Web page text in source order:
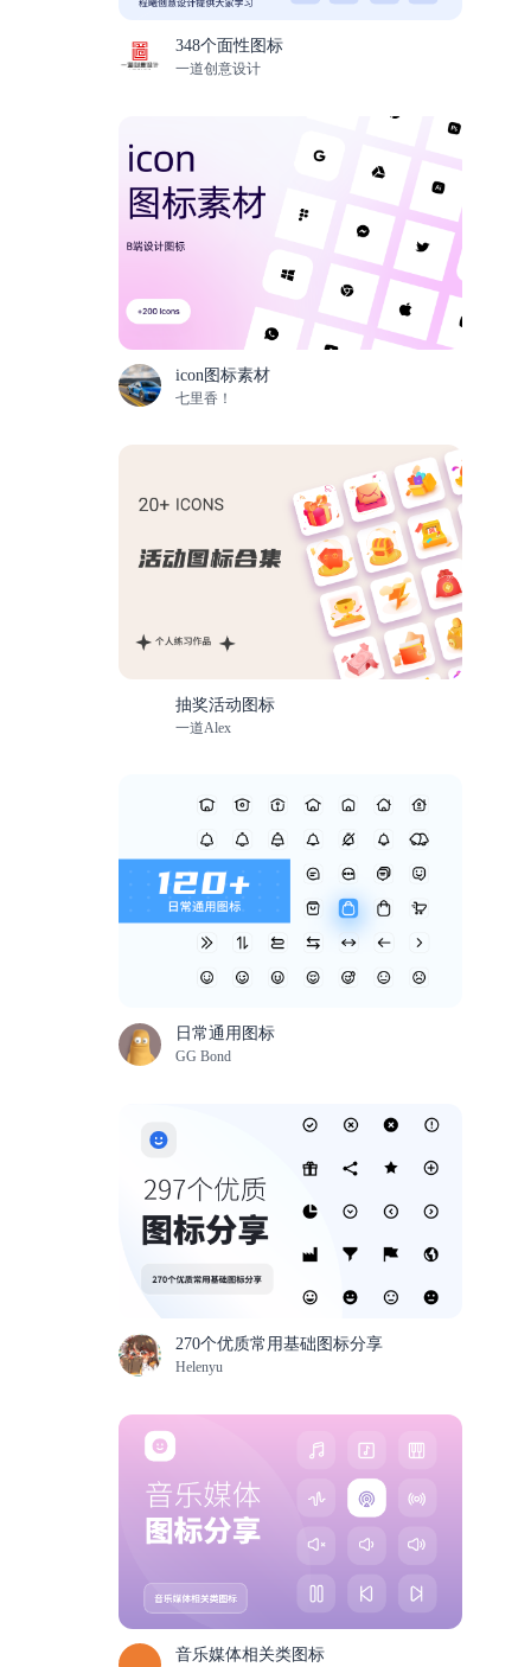
348个面性图标
一道创意设计
icon图标素材
七里香！
抽奖活动图标
一道Alex
日常通用图标
GG Bond
270个优质常用基础图标分享
Helenyu
音乐媒体相关类图标